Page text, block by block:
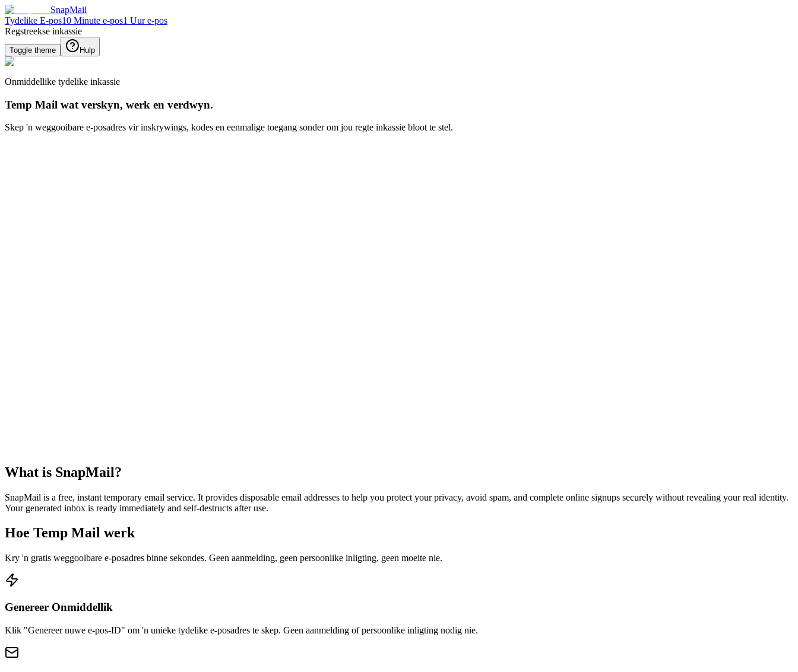
SnapMail
Tydelike E-pos10 Minute e-pos1 Uur e-pos
Regstreekse inkassie
Toggle theme Hulp
Onmiddellike tydelike inkassie
Temp Mail wat verskyn, werk en verdwyn.
Skep 'n weggooibare e-posadres vir inskrywings, kodes en eenmalige toegang sonder om jou regte inkassie bloot te stel.
What is SnapMail?
SnapMail is a free, instant temporary email service. It provides disposable email addresses to help you protect your privacy, avoid spam, and complete online signups securely without revealing your real identity.
Your generated inbox is ready immediately and self-destructs after use.
Hoe Temp Mail werk
Kry 'n gratis weggooibare e-posadres binne sekondes. Geen aanmelding, geen persoonlike inligting, geen moeite nie.
Genereer Onmiddellik
Klik "Genereer nuwe e-pos-ID" om 'n unieke tydelike e-posadres te skep. Geen aanmelding of persoonlike inligting nodig nie.